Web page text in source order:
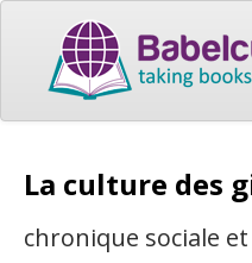
La culture des
chronique sociale